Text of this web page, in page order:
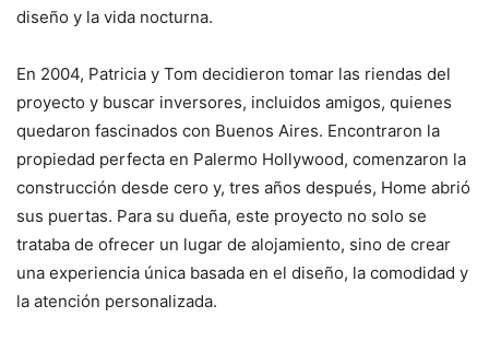
diseño y la vida nocturna.
En 2004, Patricia y Tom decidieron tomar las riendas del
proyecto y buscar inversores, incluidos amigos, quienes
quedaron fascinados con Buenos Aires. Encontraron la
propiedad perfecta en Palermo Hollywood, comenzaron la
construcción desde cero y, tres años después, Home abrió
sus puertas. Para su dueña, este proyecto no solo se
trataba de ofrecer un lugar de alojamiento, sino de crear
una experiencia única basada en el diseño, la comodidad y
la atención personalizada.